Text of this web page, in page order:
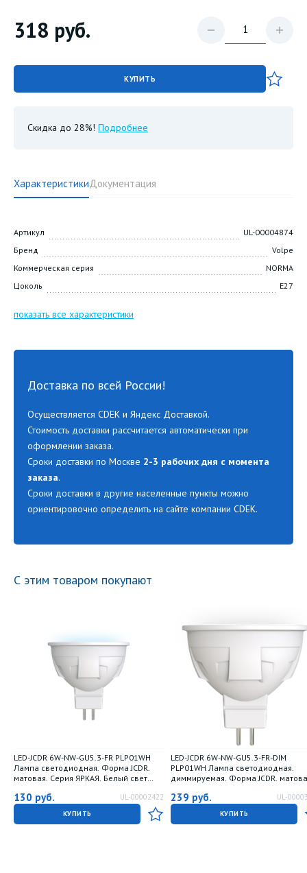
318 руб.
КУПИТЬ
Скидка до 28%! Подробнее
ХарактеристикиДокументация
Артикул
UL-00004874
Бренд
Volpe
Коммерческая серия
NORMA
Цоколь
E27
показать все характеристики
Доставка по всей России!
Осуществляется CDEK и Яндекс Доставкой.
Стоимость доставки рассчитается автоматически при
оформлении заказа.
Сроки доставки по Москве 2-3 рабочих дня с момента
заказа.
Сроки доставки в другие населенные пункты можно
ориентировочно определить на сайте компании CDEK.
С этим товаром покупают
LED-JCDR 6W-NW-GU5.3-FR PLP01WH
Лампа светодиодная. Форма JCDR.
матовая. Серия ЯРКАЯ. Белый свет
130 руб. UL-00002422
КУПИТЬ
LED-JCDR 6W-NW-GU5.3-FR-DIM
PLP01WH Лампа светодиодная.
диммируемая. Форма JCDR.
Картон. ТМ Uniel
239 руб. UL-
КУПИТЬ